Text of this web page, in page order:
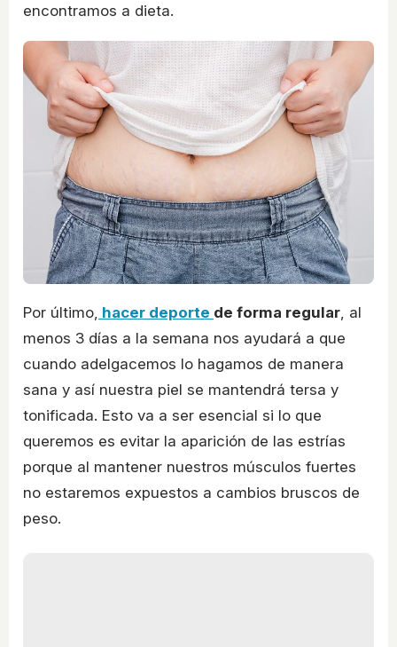
encontramos a dieta.
Por último, hacer deporte de forma regular, al
menos 3 días a la semana nos ayudará a que
cuando adelgacemos lo hagamos de manera
sana y así nuestra piel se mantendrá tersa y
tonificada. Esto va a ser esencial si lo que
queremos es evitar la aparición de las estrías
porque al mantener nuestros músculos fuertes
no estaremos expuestos a cambios bruscos de
peso.